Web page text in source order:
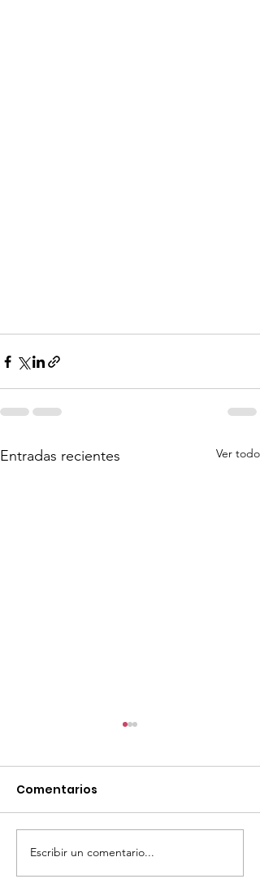
Entradas recientes Ver todo
TourTravelynByFraveo
participó en la
Comentarios
Escribir un comentario...